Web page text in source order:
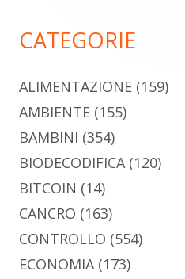
CATEGORIE
ALIMENTAZIONE (159)
AMBIENTE (155)
BAMBINI (354)
BIODECODIFICA(120)
BITCOIN (14)
CANCRO (163)
CONTROLLO (554)
ECONOMIA(173)